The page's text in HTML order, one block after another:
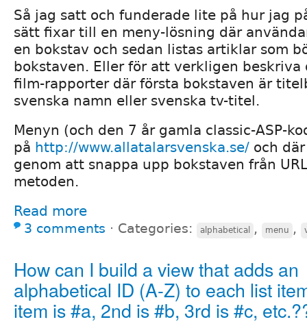
Så jag satt och funderade lite på hur jag
sätt fixar till en meny-lösning där
en bokstav och sedan listas artiklar som
bokstaven. Eller för att verkligen beskriva
film-rapporter där första bokstaven är
svenska namn eller svenska tv-titel.
Menyn (och den 7 år gamla classic-ASP-
på http://www.allatalarsvenska.se/ och
genom att snappa upp bokstaven från
metoden.
Read more
3 comments ⋅ Categories: alphabetical , menu ,
How can I build a view that adds an
alphabetical ID (A-Z) to each list
item is #a, 2nd is #b, 3rd is #c,